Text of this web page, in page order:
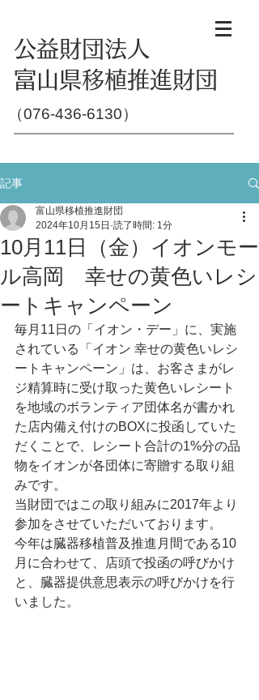
​公益財団法人
富山県移植推進財団
（​076-436-6130）
記事
10月11日（金）イオンモー
ル高岡 幸せの黄色いレシ
ートキャンペーン
富山県移植推進財団
2024年10月15日 読了時間: 1分
毎月11日の「イオン・デー」に、実施
されている「イオン 幸せの黄色いレシ
ートキャンペーン」は、お客さまがレ
ジ精算時に受け取った黄色いレシート
を地域のボランティア団体名が書かれ
た店内備え付けのBOXに投函していた
だくことで、レシート合計の1%分の品
物をイオンが各団体に寄贈する取り組
みです。
当財団ではこの取り組みに2017年より
参加をさせていただいております。
今年は臓器移植普及推進月間である10
月に合わせて、店頭で投函の呼びかけ
と、臓器提供意思表示の呼びかけを行
いました。